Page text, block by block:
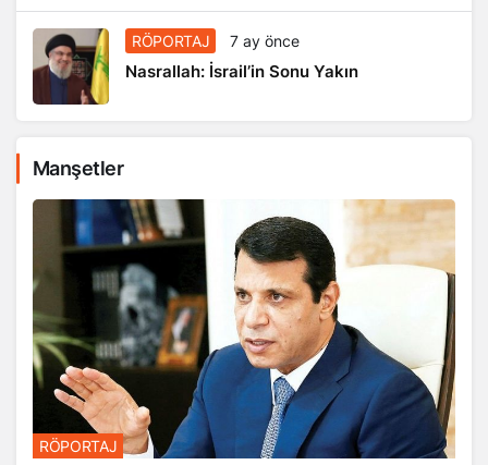
RÖPORTAJ 7 ay önce
Nasrallah: İsrail’in Sonu Yakın
Manşetler
RÖPORTAJ